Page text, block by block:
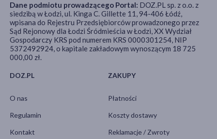
DOZ.PL
O nas
Regulamin
Kontakt
ZAKUPY
Płatności
Koszty dostawy
Reklamacje / Zwroty
Dane podmiotu prowadzącego Portal: DOZ.PL sp. z o.o. z
siedzibą w Łodzi, ul. Kinga C. Gillette 11, 94-406 Łódź,
wpisana do Rejestru Przedsiębiorców prowadzonego przez
Sąd Rejonowy dla Łodzi Śródmieścia w Łodzi, XX Wydział
Gospodarczy KRS pod numerem KRS 0000301254, NIP
5372492924, o kapitale zakładowym wynoszącym 18 725
000,00 zł.